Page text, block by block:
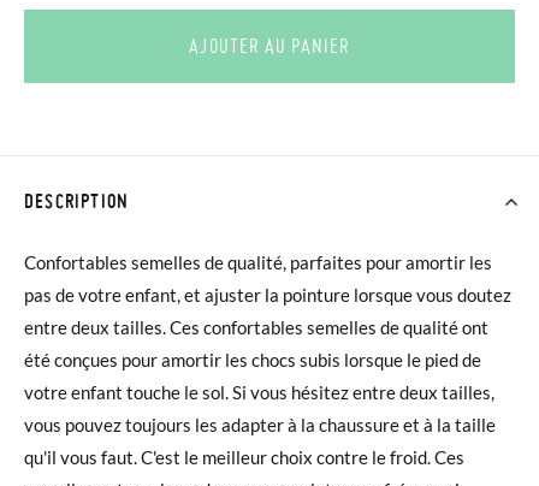
AJOUTER AU PANIER
DESCRIPTION
Confortables semelles de qualité, parfaites pour amortir les
pas de votre enfant, et ajuster la pointure lorsque vous doutez
entre deux tailles. Ces confortables semelles de qualité ont
été conçues pour amortir les chocs subis lorsque le pied de
votre enfant touche le sol. Si vous hésitez entre deux tailles,
vous pouvez toujours les adapter à la chaussure et à la taille
qu'il vous faut. C'est le meilleur choix contre le froid. Ces